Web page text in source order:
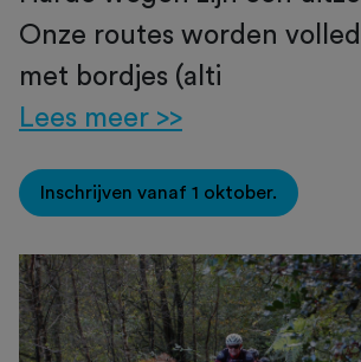
Onze routes worden
met bordjes (alti
Lees meer >>
Inschrijven vanaf 1 oktober.